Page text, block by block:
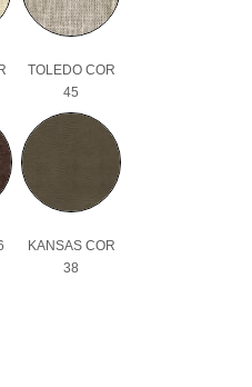
TOLEDO COR
45
KANSAS COR
38